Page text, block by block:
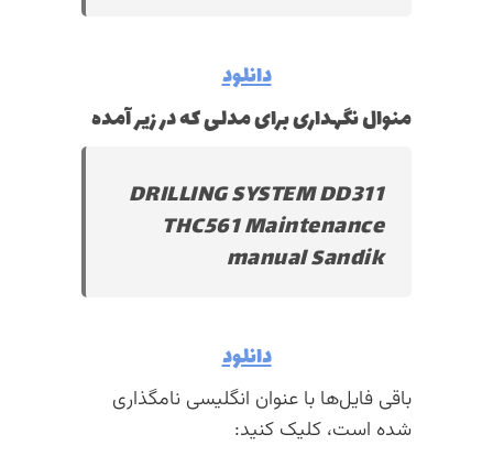
دانلود
منوال نگهداری برای مدلی که در زیر آمده
DRILLING SYSTEM DD311
THC561 Maintenance
manual Sandik
دانلود
باقی فایل‌ها با عنوان انگلیسی نامگذاری
شده است، کلیک کنید: